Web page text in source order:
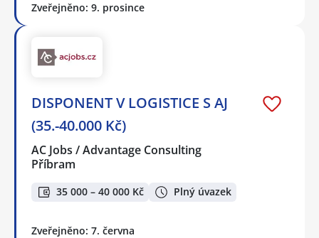
Zveřejněno: 9. prosince
DISPONENT V LOGISTICE S AJ
(35.-40.000 Kč)
AC Jobs / Advantage Consulting
Příbram
35 000 – 40 000 Kč Plný úvazek
Zveřejněno: 7. června